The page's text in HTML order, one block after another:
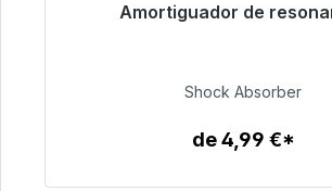
Amortiguador de
Listo para envío inmediato, plazo
54,99 €
Shock Absorber
de 4,99 €*